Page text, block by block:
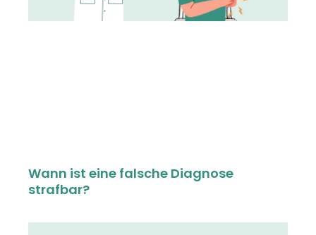
Wann ist eine falsche Diagnose
strafbar?